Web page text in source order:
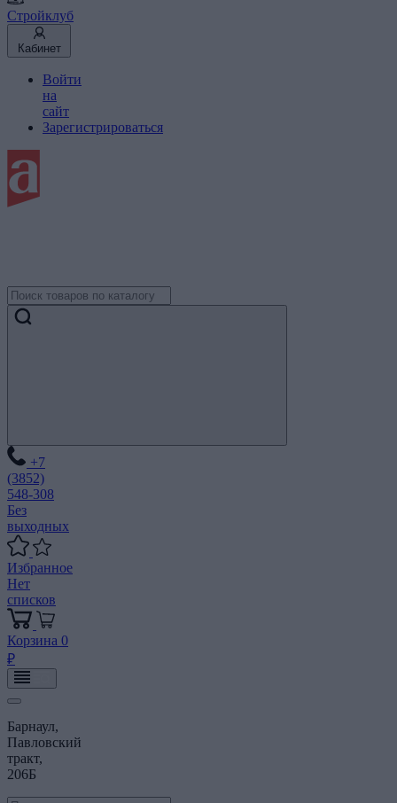
Стройклуб
Кабинет
Войти
на
сайт
Зарегистрироваться
+7
(3852)
548-308
Без
выходных
Избранное
Нет
списков
Корзина 0
₽
Барнаул,
Павловский
тракт,
206Б